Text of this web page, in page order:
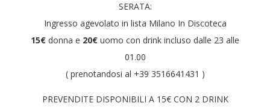
SERATA:
Ingresso agevolato in lista Milano In Discoteca
15€ donna e 20€ uomo con drink incluso dalle 23 alle
01.00
( prenotandosi al +39 3516641431 )
PREVENDITE DISPONIBILI A 15€ CON 2 DRINK